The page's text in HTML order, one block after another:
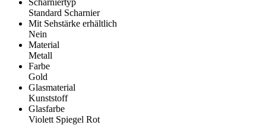
Scharniertyp
Standard Scharnier
Mit Sehstärke erhältlich
Nein
Material
Metall
Farbe
Gold
Glasmaterial
Kunststoff
Glasfarbe
Violett Spiegel Rot